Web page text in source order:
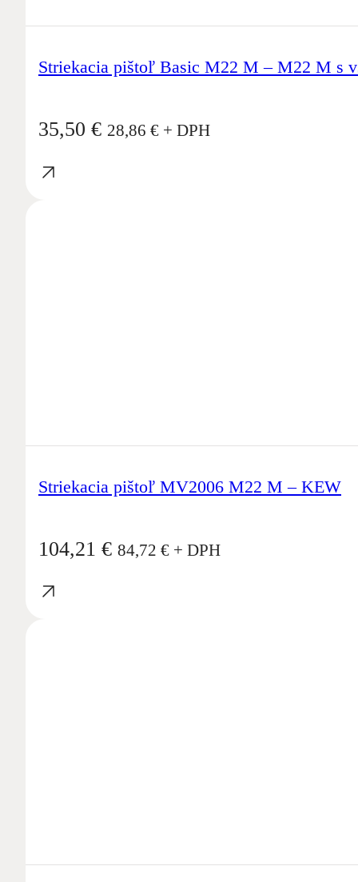
Striekacia pištoľ Basic M22 M – M22 M s
35,50 € 28,86 € + DPH
Striekacia pištoľ MV2006 M22 M – KEW
104,21 € 84,72 € + DPH